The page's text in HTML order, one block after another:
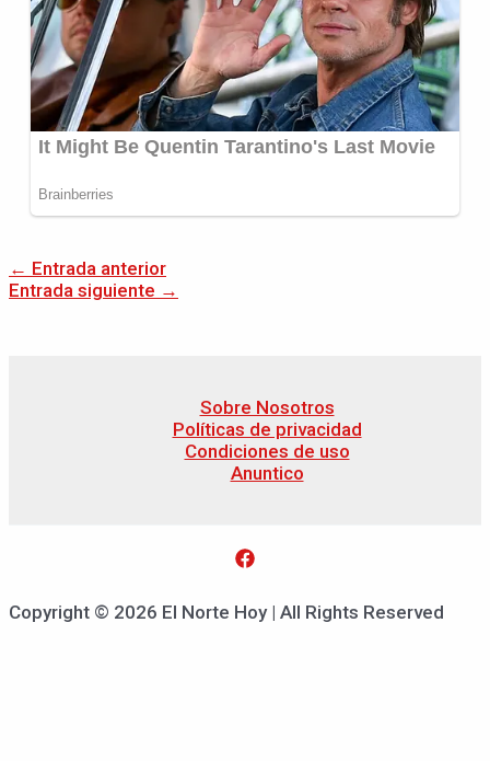
← Entrada anterior
Entrada siguiente →
Sobre Nosotros
Políticas de privacidad
Condiciones de uso
Anuntico
Copyright © 2026 El Norte Hoy | All Rights Reserved